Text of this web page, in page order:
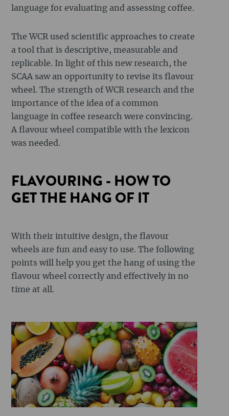
language for evaluating and assessing coffee.
The WCR used scientific approaches to create
a tool that is descriptive, measurable and
replicable. In light of this new research, the
SCAA saw an opportunity to revise its flavour
wheel. The strength of WCR research and the
importance of the idea of a common
language in coffee research were convincing.
A flavour wheel compatible with the lexicon
was needed.
FLAVOURING - HOW TO
GET THE HANG OF IT
With their intuitive design, the flavour
wheels are fun and easy to use. The following
points will help you get the hang of using the
flavour wheel correctly and effectively in no
time at all.